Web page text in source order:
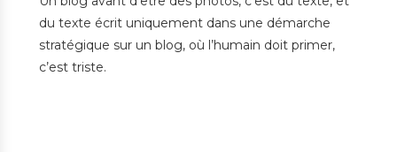
du texte écrit uniquement dans une démarche
stratégique sur un blog, où l’humain doit primer,
c’est triste.